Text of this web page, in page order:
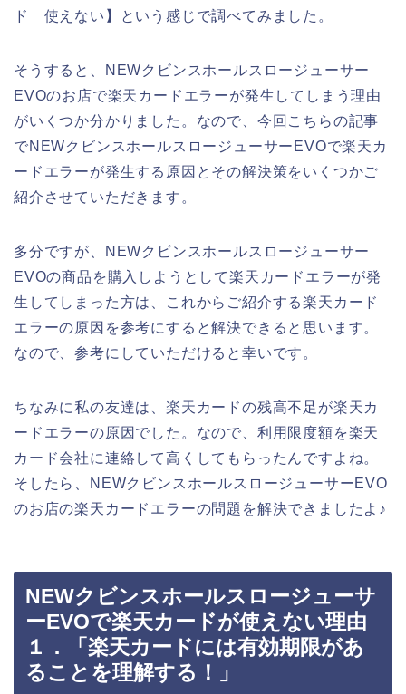
ド 使えない】という感じで調べてみました。
そうすると、NEWクビンスホールスロージューサー
EVOのお店で楽天カードエラーが発生してしまう理由
がいくつか分かりました。なので、今回こちらの記事
でNEWクビンスホールスロージューサーEVOで楽天カ
ードエラーが発生する原因とその解決策をいくつかご
紹介させていただきます。
多分ですが、NEWクビンスホールスロージューサー
EVOの商品を購入しようとして楽天カードエラーが発
生してしまった方は、これからご紹介する楽天カード
エラーの原因を参考にすると解決できると思います。
なので、参考にしていただけると幸いです。
ちなみに私の友達は、楽天カードの残高不足が楽天カ
ードエラーの原因でした。なので、利用限度額を楽天
カード会社に連絡して高くしてもらったんですよね。
そしたら、NEWクビンスホールスロージューサーEVO
のお店の楽天カードエラーの問題を解決できましたよ♪
NEWクビンスホールスロージューサ
ーEVOで楽天カードが使えない理由
１．「楽天カードには有効期限があ
ることを理解する！」